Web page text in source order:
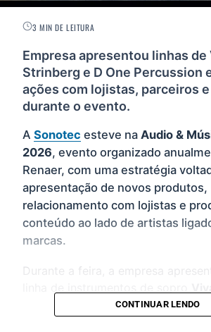
3 MIN DE LEITURA
Empresa apresentou linhas de
Strinberg e D One Percussion
ações com lojistas, parceiros
durante o evento.
A Sonotec esteve na Audio &
2026, evento organizado
Renaer, com uma estratégia
apresentação de novos produtos,
relacionamento com lojistas e
conteúdo ao lado de artistas
marcas.
Durante a feira, a empresa
Strinberg Soul, as
Strinberg Horizone a nova
CONTINUAR LENDO